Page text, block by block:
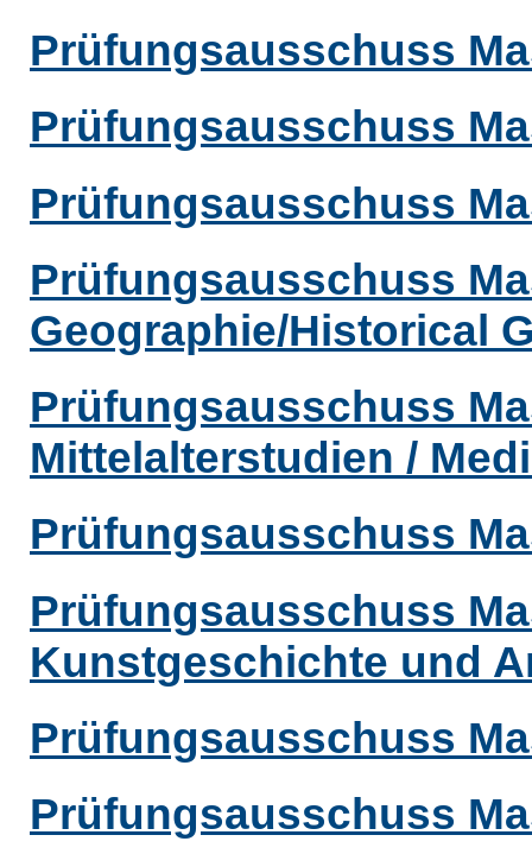
Prüfungsausschuss
Prüfungsausschuss
Prüfungsausschuss
Prüfungsausschuss
Geographie/Historical
Prüfungsausschuss
Mittelalterstudien /
Prüfungsausschuss
Prüfungsausschuss
Kunstgeschichte und
Prüfungsausschuss
Prüfungsausschuss